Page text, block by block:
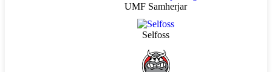
UMF Samherjar
Selfoss